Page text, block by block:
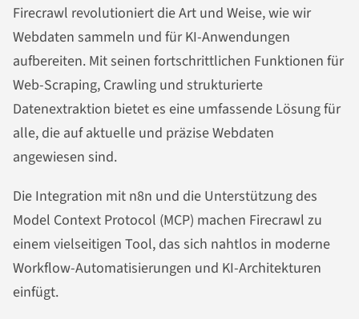
Firecrawl revolutioniert die Art und Weise, wie wir
Webdaten sammeln und für KI-Anwendungen
aufbereiten. Mit seinen fortschrittlichen Funktionen für
Web-Scraping, Crawling und strukturierte
Datenextraktion bietet es eine umfassende Lösung für
alle, die auf aktuelle und präzise Webdaten
angewiesen sind.
Die Integration mit n8n und die Unterstützung des
Model Context Protocol (MCP) machen Firecrawl zu
einem vielseitigen Tool, das sich nahtlos in moderne
Workflow-Automatisierungen und KI-Architekturen
einfügt.